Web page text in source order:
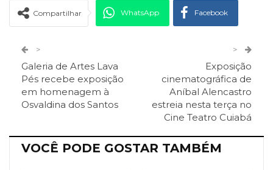
Compartilhar WhatsApp Facebook
Facebook Messenger Viber O email
>
Galeria de Artes Lava
Pés recebe exposição
em homenagem à
Osvaldina dos Santos
>
Exposição
cinematográfica de
Aníbal Alencastro
estreia nesta terça no
Cine Teatro Cuiabá
VOCÊ PODE GOSTAR TAMBÉM